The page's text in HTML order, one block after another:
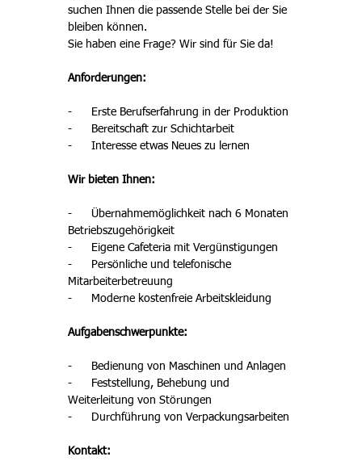
suchen Ihnen die passende Stelle bei der Sie
bleiben können.
Sie haben eine Frage? Wir sind für Sie da!
Anforderungen:
-      Erste Berufserfahrung in der Produktion
-      Bereitschaft zur Schichtarbeit
-      Interesse etwas Neues zu lernen
Wir bieten Ihnen:
-      Übernahmemöglichkeit nach 6 Monaten
Betriebszugehörigkeit
-      Eigene Cafeteria mit Vergünstigungen
-      Persönliche und telefonische
Mitarbeiterbetreuung
-      Moderne kostenfreie Arbeitskleidung
Aufgabenschwerpunkte:
-      Bedienung von Maschinen und Anlagen
-      Feststellung, Behebung und
Weiterleitung von Störungen
-      Durchführung von Verpackungsarbeiten
Kontakt: